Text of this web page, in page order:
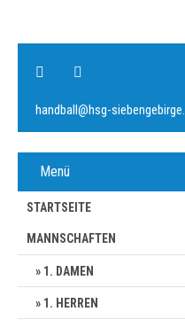
handball@hsg-
Menü
STARTSEITE
MANNSCHAFTEN
1. DAMEN
1. HERREN